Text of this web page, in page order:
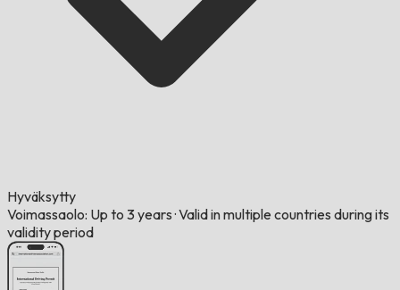
Hyväksytty
Voimassaolo: Up to 3 years ·Valid in multiple countries during its
validity period